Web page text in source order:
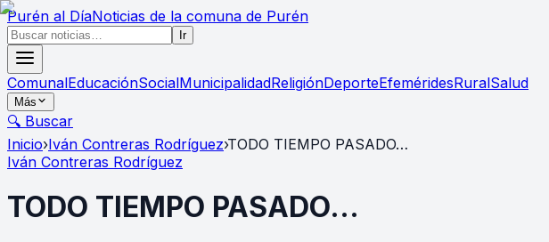
Purén al DíaNoticias de la comuna de Purén
Ir
ComunalEducaciónSocialMunicipalidadReligiónDeporteEfeméridesRuralSalud
Más
🔍 Buscar
Inicio›Iván Contreras Rodríguez›TODO TIEMPO PASADO…
Iván Contreras Rodríguez
TODO TIEMPO PASADO…